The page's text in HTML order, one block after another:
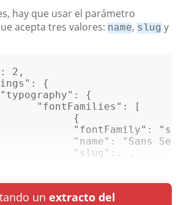
hay que usar el parámetro
acepta tres valores: name, slug y
: 2,
: {
"typography" : {
"fontFamilies" : [
"fontFamily" :
"name" :
"Sans
"slug" :...
un extracto del